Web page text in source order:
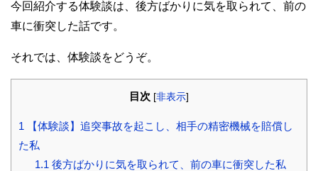
今回紹介する体験談は、後方ばかりに気を取られて、前の
車に衝突した話です。
それでは、体験談をどうぞ。
目次 [非表示]
1 【体験談】追突事故を起こし、相手の精密機械を賠償し
た私
1.1 後方ばかりに気を取られて、前の車に衝突した私